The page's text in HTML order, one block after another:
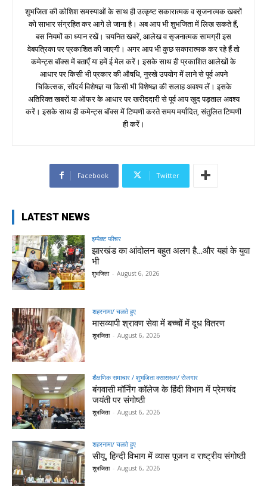
शुभजिता की कोशिश समस्याओं के साथ ही उत्कृष्ट सकारात्मक व सृजनात्मक खबरों
को साभार संग्रहित कर आगे ले जाना है। अब आप भी शुभजिता में लिख सकते हैं,
बस नियमों का ध्यान रखें। चयनित खबरें, आलेख व सृजनात्मक सामग्री इस
वेबपत्रिका पर प्रकाशित की जाएगी। अगर आप भी कुछ सकारात्मक कर रहे हैं तो
कमेन्ट्स बॉक्स में बताएँ या हमें ई मेल करें। इसके साथ ही प्रकाशित आलेखों के
आधार पर किसी भी प्रकार की औषधि, नुस्खे उपयोग में लाने से पूर्व अपने
चिकित्सक, सौंदर्य विशेषज्ञ या किसी भी विशेषज्ञ की सलाह अवश्य लें। इसके
अतिरिक्त खबरों या ऑफर के आधार पर खरीददारी से पूर्व आप खुद पड़ताल अवश्य
करें। इसके साथ ही कमेन्ट्स बॉक्स में टिप्पणी करते समय मर्यादित, संतुलित टिप्पणी
ही करें।
Facebook Twitter
LATEST NEWS
इम्पैक्ट फीचर
झारखंड का आंदोलन बहुत अलग है…और यहां के युवा
भी
शुभजिता - August 6, 2026
शहरनामा/ चलते हुए
मासव्यापी श्रावण सेवा में बच्चों में दूध वितरण
शुभजिता - August 6, 2026
शैक्षणिक समाचार / शुभजिता क्सासरूम/ रोजगार
बंगवासी मॉर्निंग कॉलेज के हिंदी विभाग में प्रेमचंद
जयंती पर संगोष्ठी
शुभजिता - August 6, 2026
शहरनामा/ चलते हुए
सीयू, हिन्दी विभाग में व्यास पूजन व राष्ट्रीय संगोष्ठी
शुभजिता - August 6, 2026